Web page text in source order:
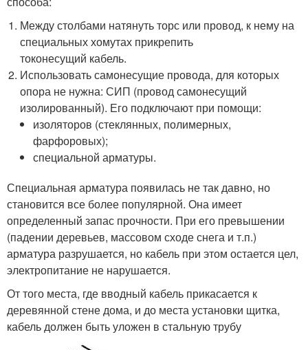
Между столбами натянуть торс или провод, к нему на
специальных хомутах прикрепить
токонесущий кабель.
Использовать самонесущие провода, для которых
опора не нужна: СИП (провод самонесущий
изолированный). Его подключают при помощи:
изоляторов (стеклянных, полимерных,
фарфоровых);
специальной арматуры.
Специальная арматура появилась не так давно, но
становится все более популярной. Она имеет
определенный запас прочности. При его превышении
(падении деревьев, массовом сходе снега и т.п.)
арматура разрушается, но кабель при этом остается цел,
электропитание не нарушается.
От того места, где вводный кабель прикасается к
деревянной стене дома, и до места установки щитка,
кабель должен быть уложен в стальную трубу